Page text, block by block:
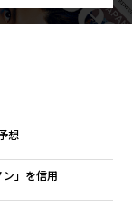
想
」を信用